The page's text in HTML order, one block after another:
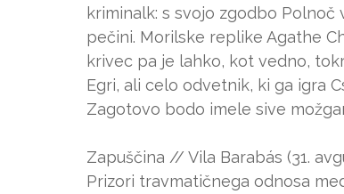
kriminalk: s svojo zgodbo
pečini. Morilske replike Agathe
krivec pa je lahko, kot vedno,
Egri, ali celo odvetnik, ki ga igra
Zagotovo bodo imele sive
Zapuščina // Vila Barabás (31.
Prizori travmatičnega odnosa